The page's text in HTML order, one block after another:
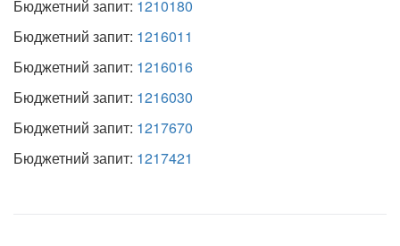
Бюджетний запит: 1210180
Бюджетний запит: 1216011
Бюджетний запит: 1216016
Бюджетний запит: 1216030
Бюджетний запит: 1217670
Бюджетний запит: 1217421